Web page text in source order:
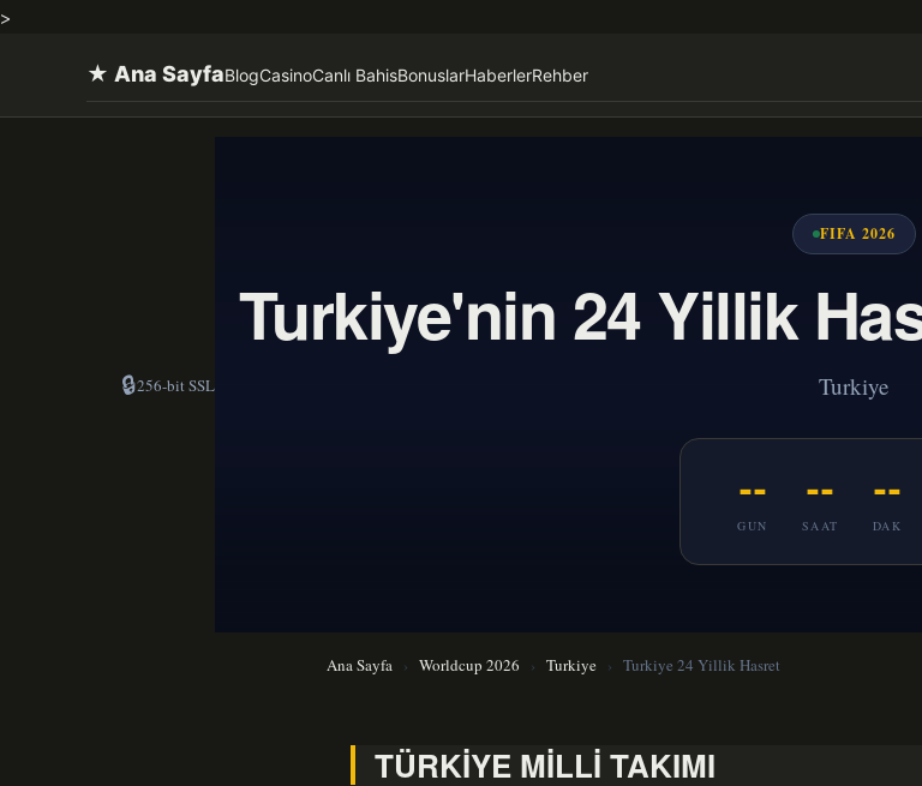
>
★ Ana SayfaBlogCasinoCanlı BahisBonuslarHaberlerRehber
🔒256-bit SSL
FIFA 2026
Turkiye'nin 24 Yillik
Turkiye
--
GUN
--
SAAT
--
DAK
Ana Sayfa › Worldcup 2026 › Turkiye › Turkiye 24 Yillik Hasret
TÜRKİYE MİLLİ TAKIMI